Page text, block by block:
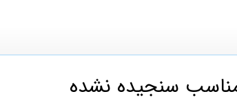
سنجیده نشده